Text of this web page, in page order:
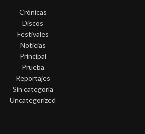
Crónicas
Discos
Festivales
Noticias
Principal
Prueba
Reportajes
Sin categoría
Uncategorized